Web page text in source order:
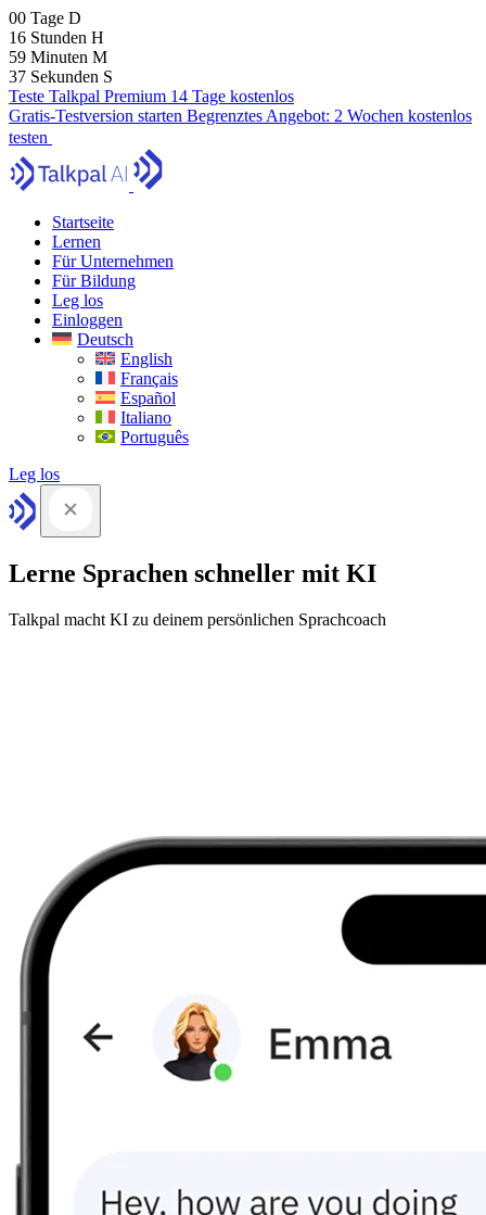
00 Tage D
16 Stunden H
59 Minuten M
36 Sekunden S
Teste Talkpal Premium 14 Tage kostenlos
Gratis-Testversion starten Begrenztes Angebot: 2 Wochen kostenlos
testen
Startseite
Lernen
Für Unternehmen
Für Bildung
Leg los
Einloggen
Deutsch
English
Français
Español
Italiano
Português
Leg los
Lerne Sprachen schneller mit KI
Talkpal macht KI zu deinem persönlichen Sprachcoach